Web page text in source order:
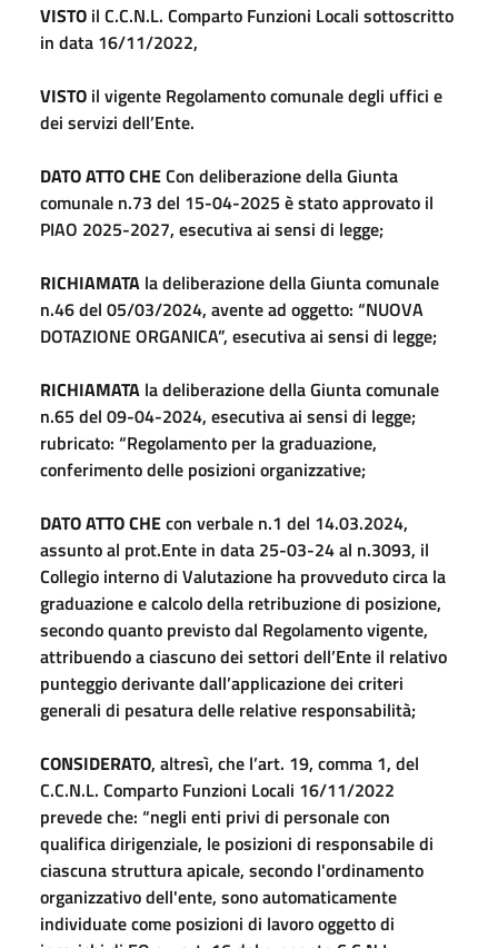
VISTO il C.C.N.L. Comparto Funzioni Locali sottoscritto
in data 16/11/2022,
VISTO il vigente Regolamento comunale degli uffici e
dei servizi dell’Ente.
DATO ATTO CHECon deliberazione della Giunta
comunale n.73 del 15-04-2025 è stato approvato il
PIAO 2025-2027, esecutiva ai sensi di legge;
RICHIAMATA la deliberazione della Giunta comunale
n.46 del 05/03/2024, avente ad oggetto: “NUOVA
DOTAZIONE ORGANICA”, esecutiva ai sensi di legge;
RICHIAMATA la deliberazione della Giunta comunale
n.65 del 09-04-2024, esecutiva ai sensi di legge;
rubricato: “Regolamento per la graduazione,
conferimento delle posizioni organizzative;
DATO ATTO CHEcon verbale n.1 del 14.03.2024,
assunto al prot.Ente in data 25-03-24 al n.3093, il
Collegio interno di Valutazione ha provveduto circa la
graduazione e calcolo della retribuzione di posizione,
secondo quanto previsto dal Regolamento vigente,
attribuendo a ciascuno dei settori dell’Ente il relativo
punteggio derivante dall’applicazione dei criteri
generali di pesatura delle relative responsabilità;
CONSIDERATO, altresì, che l’art. 19, comma 1, del
C.C.N.L. Comparto Funzioni Locali 16/11/2022
prevede che: “negli enti privi di personale con
qualifica dirigenziale, le posizioni di responsabile di
ciascuna struttura apicale, secondo l'ordinamento
organizzativo dell'ente, sono automaticamente
individuate come posizioni di lavoro oggetto di